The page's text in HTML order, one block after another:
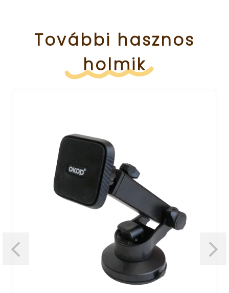
További hasznos
holmik